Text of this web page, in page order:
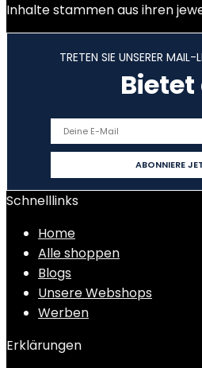
Inhalte stammen aus ihren
TRETEN SIE UNSERER MAIL-
Bietet
Schnelllinks
Home
Alle shoppen
Blogs
Unsere Webshops
Werben
Erklärungen